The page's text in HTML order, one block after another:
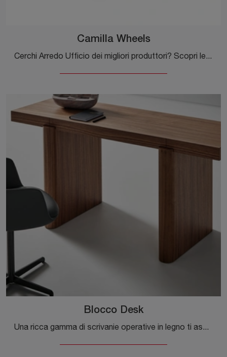
Camilla Wheels
Cerchi Arredo Ufficio dei migliori produttori? Scopri le diverse proposte di sedie operative in pelle, come il modello Camilla Wheels di Cattelan ...
Blocco Desk
Una ricca gamma di scrivanie operative in legno ti aspetta! Il modello Blocco Desk di Bonaldo ti aspetta!